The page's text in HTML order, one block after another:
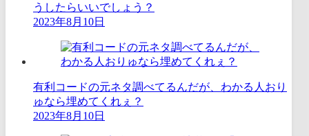
うしたらいいでしょう？
2023年8月10日
有利コードの元ネタ調べてるんだが、わかる人おり
ゅなら埋めてくれぇ？
2023年8月10日